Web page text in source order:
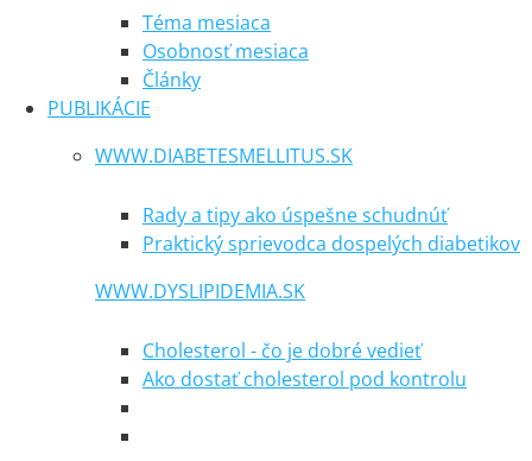
Téma mesiaca
Osobnosť mesiaca
Články
PUBLIKÁCIE
WWW.DIABETESMELLITUS.SK
Rady a tipy ako úspešne schudnúť
Praktický sprievodca dospelých diabetikov
WWW.DYSLIPIDEMIA.SK
Cholesterol - čo je dobré vedieť
Ako dostať cholesterol pod kontrolu